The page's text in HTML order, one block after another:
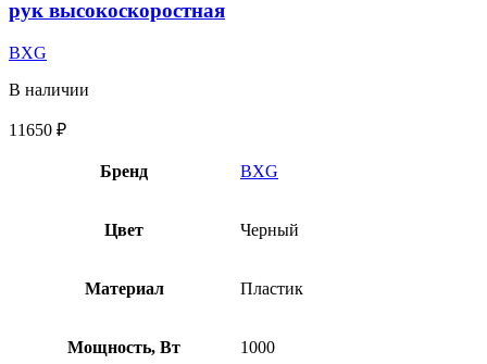
рук высокоскоростная
BXG
В наличии
11650 ₽
Бренд BXG
Цвет Черный
Материал Пластик
Мощность, Вт 1000